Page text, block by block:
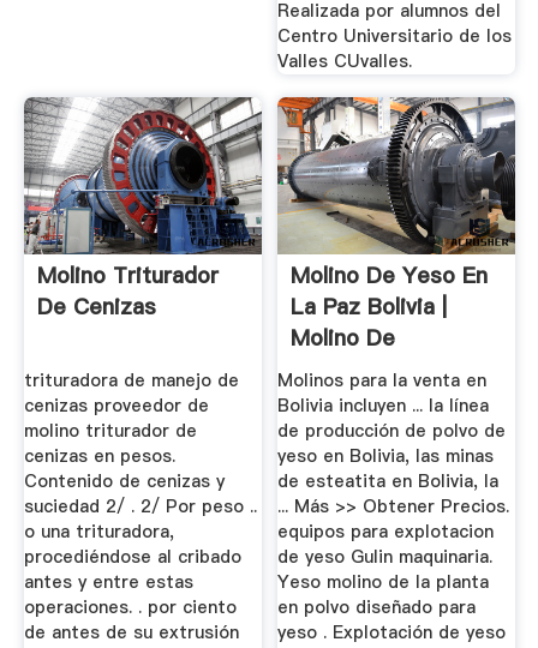
Realizada por alumnos del
Centro Universitario de los
Valles CUvalles.
Molino Triturador
De Cenizas
trituradora de manejo de
cenizas proveedor de
molino triturador de
cenizas en pesos.
Contenido de cenizas y
suciedad 2/ . 2/ Por peso ..
o una trituradora,
procediéndose al cribado
antes y entre estas
operaciones. . por ciento
de antes de su extrusión
Molino De Yeso En
La Paz Bolivia |
Molino De
Bolas,Barita ...
Molinos para la venta en
Bolivia incluyen ... la línea
de producción de polvo de
yeso en Bolivia, las minas
de esteatita en Bolivia, la
... Más >> Obtener Precios.
equipos para explotacion
de yeso Gulin maquinaria.
Yeso molino de la planta
en polvo diseñado para
yeso . Explotación de yeso